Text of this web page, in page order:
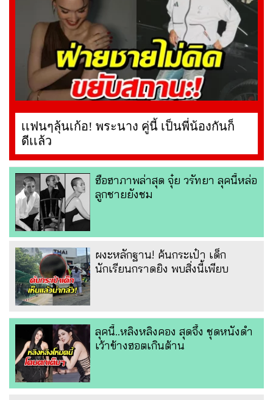
เเฟนๆลุ้นเก้อ! พระนาง คู่นี้ เป็นพี่น้องกันก็
ดีเเล้ว
ฮือฮาภาพล่าสุด จุ๋ย วรัทยา ลุคนี้หล่อ
ลูกชายยังชม
ผงะหลักฐาน! ค้นกระเป๋า เด็ก
นักเรียนกราดยิง พบสิ่งนี้เพียบ
ลุคนี้..หลิงหลิงคอง สุดจึ้ง ชุดหนังดำ
เว้าข้างฮอตเกินต้าน